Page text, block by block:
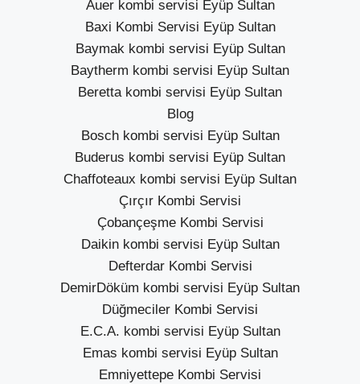
Auer kombi servisi Eyüp Sultan
Baxi Kombi Servisi Eyüp Sultan
Baymak kombi servisi Eyüp Sultan
Baytherm kombi servisi Eyüp Sultan
Beretta kombi servisi Eyüp Sultan
Blog
Bosch kombi servisi Eyüp Sultan
Buderus kombi servisi Eyüp Sultan
Chaffoteaux kombi servisi Eyüp Sultan
Çırçır Kombi Servisi
Çobançeşme Kombi Servisi
Daikin kombi servisi Eyüp Sultan
Defterdar Kombi Servisi
DemirDöküm kombi servisi Eyüp Sultan
Düğmeciler Kombi Servisi
E.C.A. kombi servisi Eyüp Sultan
Emas kombi servisi Eyüp Sultan
Emniyettepe Kombi Servisi